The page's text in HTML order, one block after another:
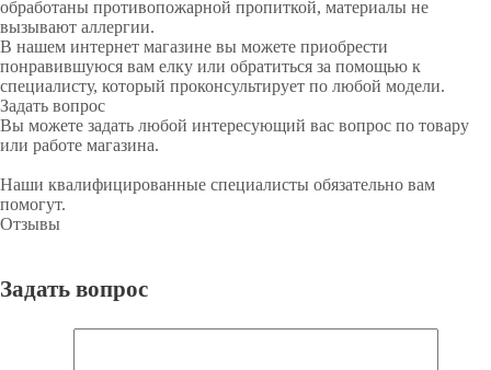
обработаны противопожарной пропиткой, материалы не
вызывают аллергии.
В нашем интернет магазине вы можете приобрести
понравившуюся вам елку или обратиться за помощью к
специалисту, который проконсультирует по любой модели.
Задать вопрос
Вы можете задать любой интересующий вас вопрос по товару
или работе магазина.
Наши квалифицированные специалисты обязательно вам
помогут.
Отзывы
Задать вопрос